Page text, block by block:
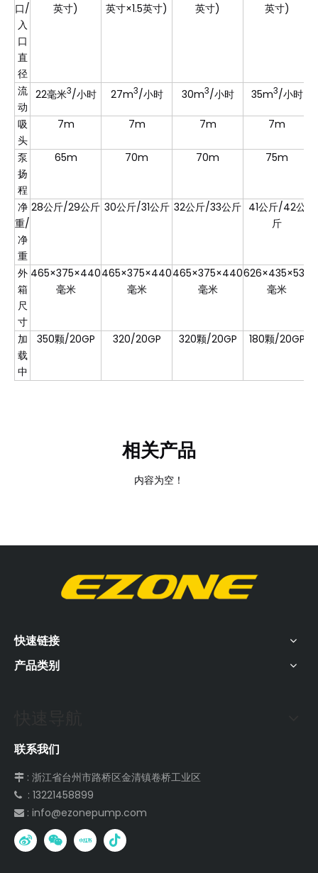
口/
入
口
直
径
英寸)
英寸×1.5英寸)
英寸)
英寸)
流
动
22毫米3/小时 27m3/小时 30m3/小时 35m3/小时
吸
头
7m 7m 7m 7m
泵
扬
程
65m 70m 70m 75m
净
重/
净
重
28公斤/29公斤 30公斤/31公斤 32公斤/33公斤 41公斤/42公
斤
外
箱
尺
寸
465×375×440
毫米
465×375×440
毫米
465×375×440
毫米
626×435×535
毫米
加
载
中
350颗/20GP 320/20GP 320颗/20GP 180颗/20GP
相关产品
内容为空！
快速链接
产品类别
联系我们
 : 浙江省台州市路桥区金清镇卷桥工业区
 : 13221458899
 : info@ezonepump.com